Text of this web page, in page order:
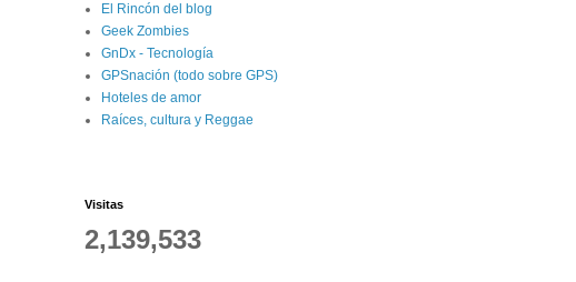
El Rincón del blog
Geek Zombies
GnDx - Tecnología
GPSnación (todo sobre GPS)
Hoteles de amor
Raíces, cultura y Reggae
Visitas
2,139,533